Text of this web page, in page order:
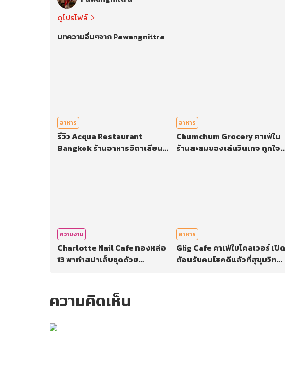
ดูโปรไฟล์
บทความอื่นๆจาก Pawangnittra
อาหาร
รีวิว Acqua Restaurant
Bangkok ร้านอาหารอิตาเลียน
อาหาร
Chumchum Grocery คาเฟ่ใน
ร้านสะสมของเล่นวินเทจ ถูกใจ
ความงาม
Charlotte Nail Cafe ทองหล่อ
13 พาทำสปาเล็บชุดด้วย
และ Chanel
อาหาร
Glig Cafe คาเฟ่ใบโคลเวอร์ เปิด
ต้อนรับคนโชคดีแล้วที่สุขุมวิท
ความคิดเห็น